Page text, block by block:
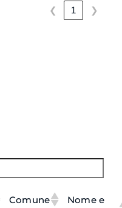
❮ 1 ❯
Comune
Nome e